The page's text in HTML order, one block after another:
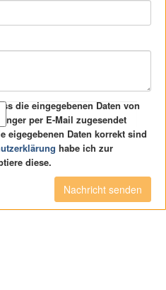
die eingegebenen Daten von
per E-Mail zugesendet
eigegebenen Daten korrekt sind
habe ich zur
diese.
Nachricht senden